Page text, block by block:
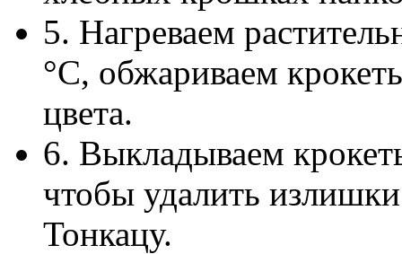
5. Нагреваем
°C, обжариваем
цвета.
6. Выкладываем
чтобы удалить
Тонкацу.